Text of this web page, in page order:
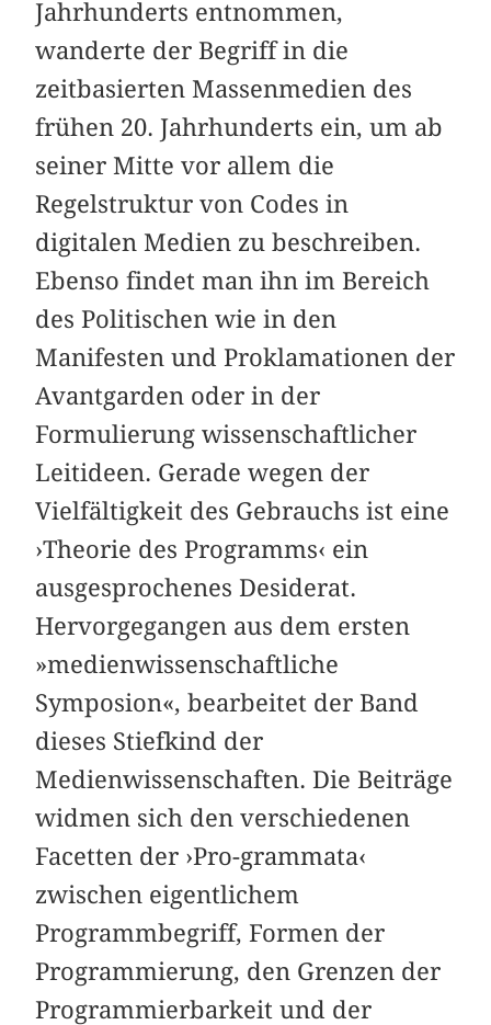
Jahrhunderts entnommen,
wanderte der Begriff in die
zeitbasierten Massenmedien des
frühen 20. Jahrhunderts ein, um ab
seiner Mitte vor allem die
Regelstruktur von Codes in
digitalen Medien zu beschreiben.
Ebenso findet man ihn im Bereich
des Politischen wie in den
Manifesten und Proklamationen der
Avantgarden oder in der
Formulierung wissenschaftlicher
Leitideen. Gerade wegen der
Vielfältigkeit des Gebrauchs ist eine
›Theorie des Programms‹ ein
ausgesprochenes Desiderat.
Hervorgegangen aus dem ersten
»medienwissenschaftliche
Symposion«, bearbeitet der Band
dieses Stiefkind der
Medienwissenschaften. Die Beiträge
widmen sich den verschiedenen
Facetten der ›Pro-grammata‹
zwischen eigentlichem
Programmbegriff, Formen der
Programmierung, den Grenzen der
Programmierbarkeit und der